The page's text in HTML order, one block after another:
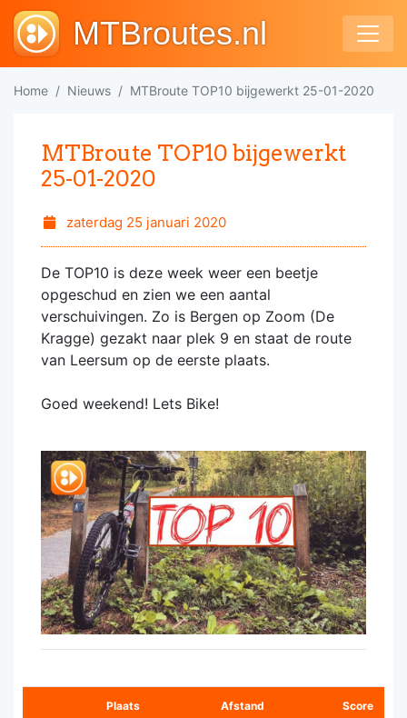
MTBroutes.nl
Home Nieuws MTBroute TOP10 bijgewerkt 25-01-2020
MTBroute TOP10 bijgewerkt
25-01-2020
zaterdag 25 januari 2020
De TOP10 is deze week weer een beetje
opgeschud en zien we een aantal
verschuivingen. Zo is Bergen op Zoom (De
Kragge) gezakt naar plek 9 en staat de route
van Leersum op de eerste plaats.
Goed weekend! Lets Bike!
Plaats Afstand Score